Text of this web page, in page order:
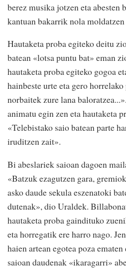
berez musika jotzen eta abesten
kantuan bakarrik nola
Hautaketa proba egiteko deitu
batean «lotsa puntu bat» eman
hautaketa proba egiteko gogoa
hainbeste urte eta gero
norbaitek zure lana
animatu egin zen eta hautaketa
«Telebistako saio batean parte
iruditzen zait».
Bi abeslariek saioan dagoen
«Batzuk ezagutzen gara,
asko daude sekula eszenatoki
dutenak», dio Uraldek.
hautaketa proba gaindituko
eta horregatik ere harro nago.
haien artean egotea poza
saioan daudenak «ikaragarri»